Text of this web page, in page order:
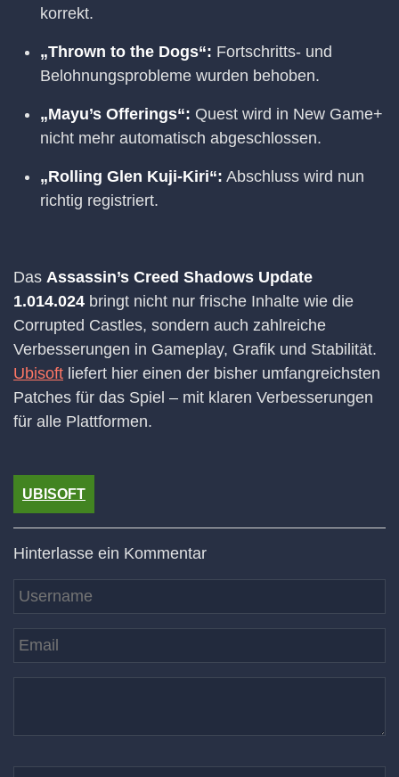
korrekt.
„Thrown to the Dogs“: Fortschritts- und
Belohnungsprobleme wurden behoben.
„Mayu’s Offerings“: Quest wird in New Game+
nicht mehr automatisch abgeschlossen.
„Rolling Glen Kuji-Kiri“: Abschluss wird nun
richtig registriert.
Das Assassin’s Creed Shadows Update
1.014.024 bringt nicht nur frische Inhalte wie die
Corrupted Castles, sondern auch zahlreiche
Verbesserungen in Gameplay, Grafik und Stabilität.
Ubisoft liefert hier einen der bisher umfangreichsten
Patches für das Spiel – mit klaren Verbesserungen
für alle Plattformen.
UBISOFT
Hinterlasse ein Kommentar